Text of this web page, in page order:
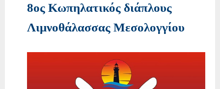
8ος Κωπηλατικός διάπλους
Λιμνοθάλασσας Μεσολογγίου